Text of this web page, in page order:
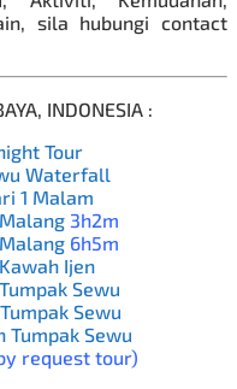
sila hubungi contact
INDONESIA :
Tour
Waterfall
1 Malam
3h2m
6h5m
Ijen
Sewu
Sewu
Tumpak Sewu
request tour)